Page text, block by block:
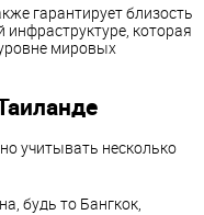
гарантирует близость
которая
мировых
учитывать несколько
будь то Бангкок,